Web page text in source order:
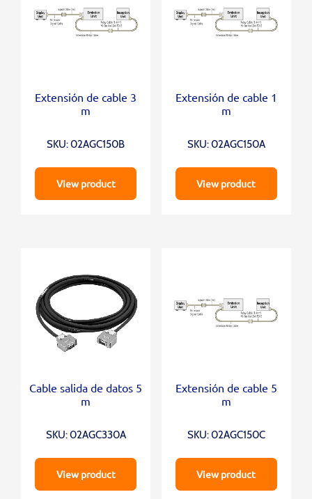
Extensión de cable 3
m
SKU: 02AGC150B
View product
Extensión de cable 1
m
SKU: 02AGC150A
View product
Cable salida de datos 5
m
SKU: 02AGC330A
View product
Extensión de cable 5
m
SKU: 02AGC150C
View product